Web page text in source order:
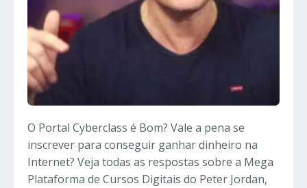
O Portal Cyberclass é Bom? Vale a pena se
inscrever para conseguir ganhar dinheiro na
Internet? Veja todas as respostas sobre a Mega
Plataforma de Cursos Digitais do Peter Jordan,